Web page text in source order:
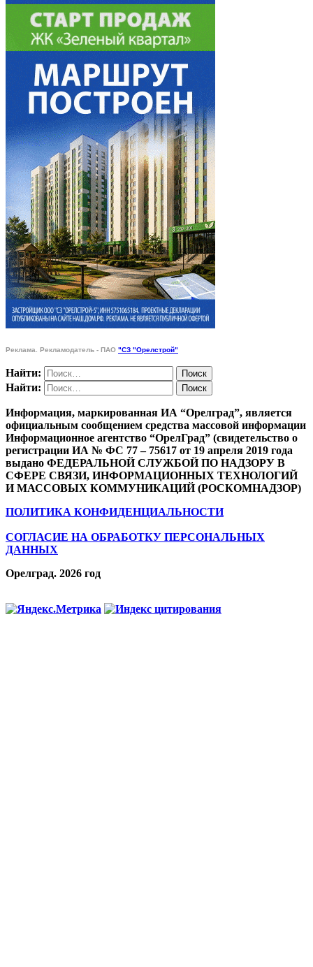
Реклама. Рекламодатель - ПАО "СЗ "Орелстрой"
Найти:
Найти:
Информация, маркированная ИА “Орелград”, является
официальным сообщением средства массовой информации
Информационное агентство “ОрелГрад” (свидетельство о
регистрации ИА № ФС 77 – 75617 от 19 апреля 2019 года
выдано ФЕДЕРАЛЬНОЙ СЛУЖБОЙ ПО НАДЗОРУ В
СФЕРЕ СВЯЗИ, ИНФОРМАЦИОННЫХ ТЕХНОЛОГИЙ
И МАССОВЫХ КОММУНИКАЦИЙ (РОСКОМНАДЗОР)
ПОЛИТИКА КОНФИДЕНЦИАЛЬНОСТИ
СОГЛАСИЕ НА ОБРАБОТКУ ПЕРСОНАЛЬНЫХ
ДАННЫХ
Орелград. 2026 год